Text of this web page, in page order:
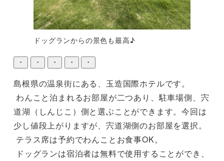
ドッグランからの景色も最高♪
・ ・ ・ ・ ・
島根県の温泉街にある、玉造国際ホテルです。
道湖（しんじこ）側と選ぶことができます。今回は
少し値段上がりますが、宍道湖側のお部屋を選択。